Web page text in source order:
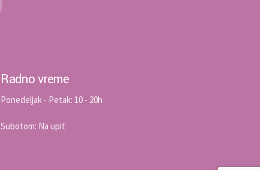
Radno vreme
Ponedeljak - Petak: 10 - 20h
Subotom: Na upit